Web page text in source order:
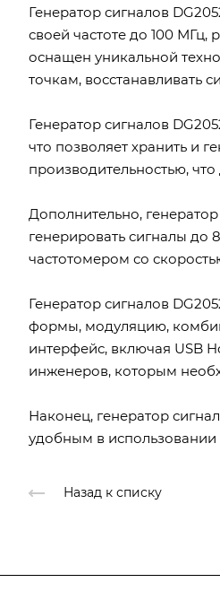
Генератор сигналов
своей частоте до 100
оснащен уникальной
точкам, восстанавливать
Генератор сигналов
что позволяет хранить и
производительностью,
Дополнительно,
генерировать сигналы
частотомером со
Генератор сигналов
формы, модуляцию,
интерфейс, включая USB
инженеров, которым
Наконец, генератор
удобным в использовании
Назад к списку